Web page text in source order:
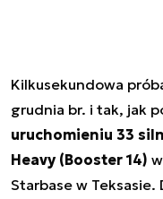
Kilkusekundowa
grudnia br. i tak, jak
uruchomieniu 33
Heavy (Booster 14)
Starbase w Teksasie.